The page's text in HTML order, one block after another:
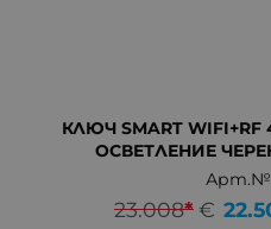
КЛЮЧ SMART
ОСВЕТЛЕНИЕ ЧЕРЕН
Арт.№:
23.008* €